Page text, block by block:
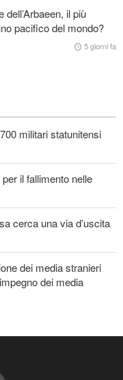
il fallimento nelle
dell’Arbaeen, il più
pacifico del mondo?
5 giorni fa
militari statunitensi
il fallimento nelle
cerca una via d’uscita
dei media stranieri
dei media
teatrale in loop è